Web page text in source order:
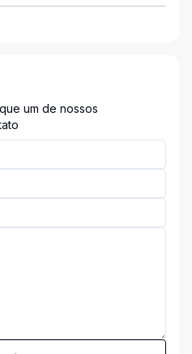
um de nossos